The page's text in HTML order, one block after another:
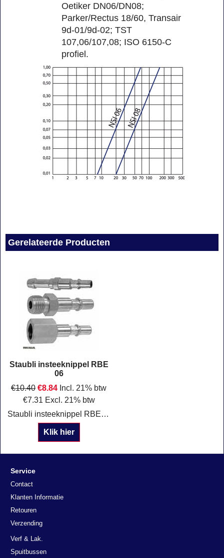
Oetiker DN06/DN08;
Parker/Rectus 18/60, Transair
9d-01/9d-02; TST
107,06/107,08; ISO 6150-C
profiel.
Gerelateerde Producten
Staubli insteeknippel RBE
06
€10.40 €8.84 Incl. 21% btw
€7.31 Excl. 21% btw
Staubli insteeknippel RBE 06 Chroomstaal AISI 430 Gehard en op passing geslepen
Klik hier
Service
Contact
Klanten Informatie
Retouren
Verzending
Verf & Lak.
Spuitbussen